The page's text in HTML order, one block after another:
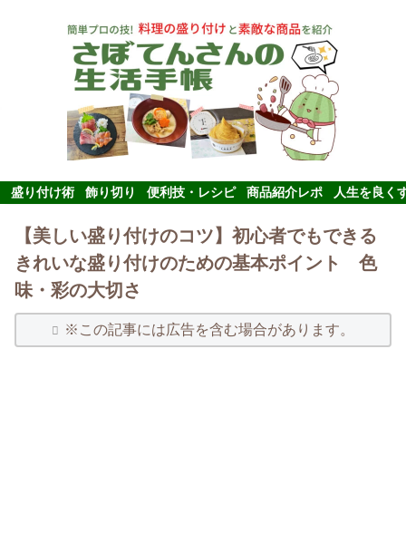
盛り付け術 飾り切り 便利技・レシピ 商品紹介レポ 人生を良く
【美しい盛り付けのコツ】初心者でもできる
きれいな盛り付けのための基本ポイント 色
味・彩の大切さ
※この記事には広告を含む場合があります。